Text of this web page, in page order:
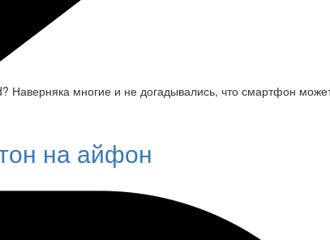
Наверняка многие и не догадывались, что смартфон
на айфон